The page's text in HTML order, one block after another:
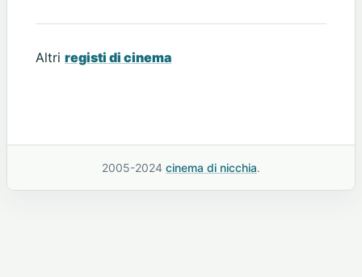
Altriregisti di cinema
2005-2024 cinema di nicchia.